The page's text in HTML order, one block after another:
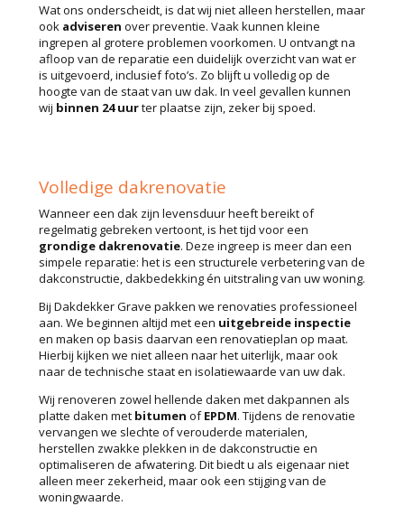
Wat ons onderscheidt, is dat wij niet alleen herstellen, maar
ook adviseren over preventie. Vaak kunnen kleine
ingrepen al grotere problemen voorkomen. U ontvangt na
afloop van de reparatie een duidelijk overzicht van wat er
is uitgevoerd, inclusief foto’s. Zo blijft u volledig op de
hoogte van de staat van uw dak. In veel gevallen kunnen
wij binnen 24 uurter plaatse zijn, zeker bij spoed.
Volledige dakrenovatie
Wanneer een dak zijn levensduur heeft bereikt of
regelmatig gebreken vertoont, is het tijd voor een
grondige dakrenovatie. Deze ingreep is meer dan een
simpele reparatie: het is een structurele verbetering van de
dakconstructie, dakbedekking én uitstraling van uw woning.
Bij Dakdekker Grave pakken we renovaties professioneel
aan. We beginnen altijd met een uitgebreide inspectie
en maken op basis daarvan een renovatieplan op maat.
Hierbij kijken we niet alleen naar het uiterlijk, maar ook
naar de technische staat en isolatiewaarde van uw dak.
Wij renoveren zowel hellende daken met dakpannen als
platte daken met bitumen ofEPDM. Tijdens de renovatie
vervangen we slechte of verouderde materialen,
herstellen zwakke plekken in de dakconstructie en
optimaliseren de afwatering. Dit biedt u als eigenaar niet
alleen meer zekerheid, maar ook een stijging van de
woningwaarde.